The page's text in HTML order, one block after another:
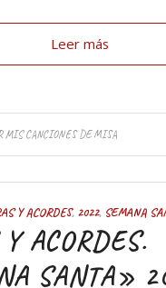
Leer más
MIS CANCIONES DE MISA
Y ACORDES, 2022, SEMANA
ACORDES.
SANTA»